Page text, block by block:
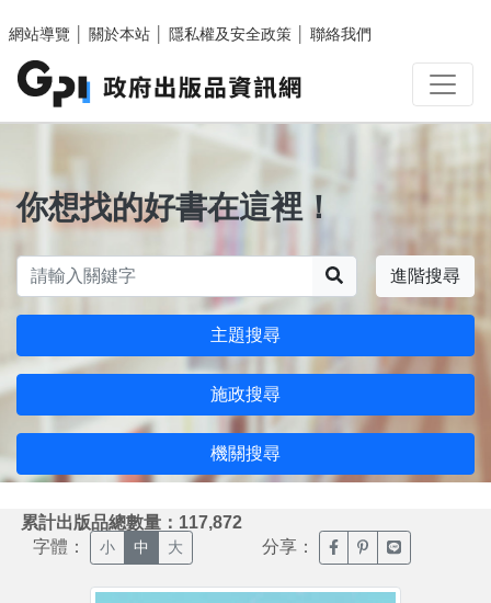
網站導覽
關於本站 隱私權及安全政策 聯絡我們
你想找的好書在這裡！
進階搜尋
主題搜尋
施政搜尋
機關搜尋
累計出版品總數量：117,872
字體： 小 中 大 分享： 臉書分享(另開新視窗)
噗浪分享(另開新
Line分享(另